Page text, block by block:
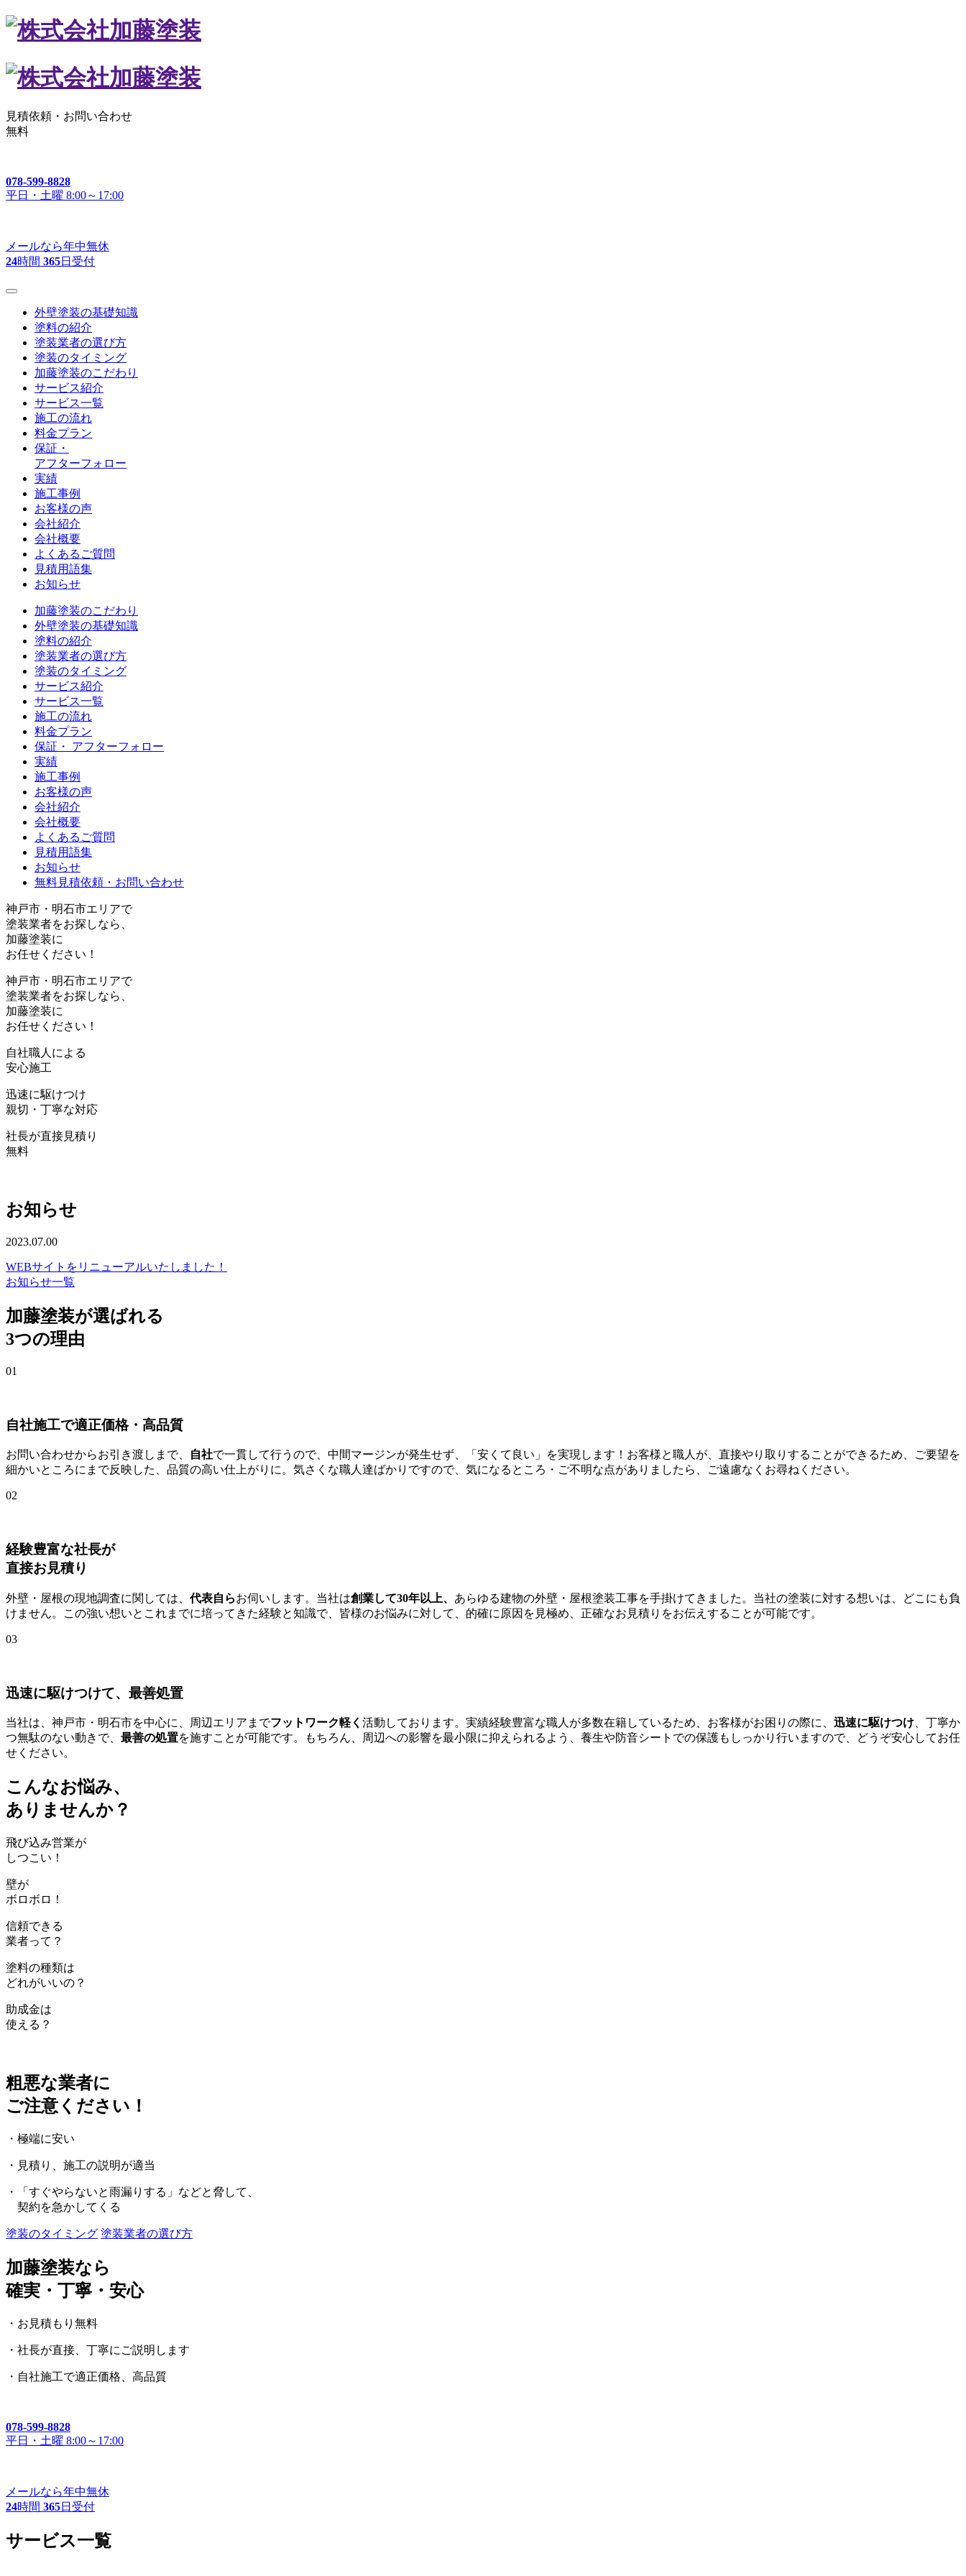
見積依頼・ お問い合わせ
無料
078-599-8828
平日・土曜 8:00～17:00
メールなら年中無休
24時間 365日受付
外壁塗装の基礎知識
塗料の紹介
塗装業者の選び方
塗装のタイミング
加藤塗装のこだわり
サービス紹介
サービス一覧
施工の流れ
料金プラン
保証・
アフターフォロー
実績
施工事例
お客様の声
会社紹介
会社概要
よくあるご質問
見積用語集
お知らせ
加藤塗装のこだわり
外壁塗装の基礎知識
塗料の紹介
塗装業者の選び方
塗装のタイミング
サービス紹介
サービス一覧
施工の流れ
料金プラン
保証・ アフターフォロー
実績
施工事例
お客様の声
会社紹介
会社概要
よくあるご質問
見積用語集
お知らせ
無料見積依頼・お問い合わせ
神戸市・ 明石市エリアで
塗装業者をお探しなら、
加藤塗装に
お任せください！
神戸市・ 明石市エリアで
塗装業者をお探しなら、
加藤塗装に
お任せください！
自社職人 による
安心施工
迅速に駆けつけ
親切・丁寧な対応
社長が直接見積り
無料
お知らせ
2023.07.00
WEBサイトをリニューアルいたしました！
お知らせ一覧
加藤塗装が選ばれる
3つの理由
01
自社施工で適正価格・高品質
お問い合わせからお引き渡しまで、 自社で一貫して行うので、中間マージンが発生せず、「安くて良い」を実現します！お客様と職人が、直接やり取りすることができるため、ご要望を
細かいところにまで反映した、品質の高い仕上がりに。気さくな職人達ばかりですので、気になるところ・ご不明な点がありましたら、ご遠慮なくお尋ねください。
02
経験豊富な社長が
直接お見積り
外壁・屋根の現地調査に関しては、代表自らお伺いします。当社は創業して30年以上、 あらゆる建物の外壁・屋根塗装工事を手掛けてきました。当社の塗装に対する想いは、どこにも負
けません。この強い想いとこれまでに培ってきた経験と知識で、皆様のお悩みに対して、的確に原因を見極め、正確なお見積りをお伝えすることが可能です。
03
迅速に駆けつけて、最善処置
当社は、神戸市・明石市を中心に、周辺エリアまでフットワーク軽く 活動しております。実績経験豊富な職人が多数在籍しているため、お客様がお困りの際に、 迅速に駆けつけ 、丁寧か
つ無駄のない動きで、 最善の処置を施すことが可能です。もちろん、周辺への影響を最小限に抑えられるよう、養生や防音シートでの保護もしっかり行いますので、どうぞ安心してお任
せください。
こんなお悩み、
ありませんか？
飛び込み営業が
しつこい！
壁が
ボロボロ！
信頼できる
業者って？
塗料の種類は
どれがいいの？
助成金は
使える？
粗悪な業者に
ご注意ください！
・極端に安い
・見積り、施工の説明が適当
・「すぐやらないと雨漏りする」などと脅して、
契約を急かしてくる
塗装のタイミング 塗装業者の選び方
加藤塗装なら
確実・丁寧・安心
・お見積もり無料
・社長が直接、丁寧にご説明します
・自社施工で適正価格、高品質
078-599-8828
平日・土曜 8:00～17:00
メールなら年中無休
24時間 365日受付
サービス一覧